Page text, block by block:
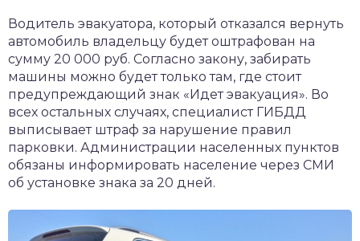
Водитель эвакуатора, который отказался вернуть
автомобиль владельцу будет оштрафован на
сумму 20 000 руб. Согласно закону, забирать
машины можно будет только там, где стоит
предупреждающий знак «Идет эвакуация». Во
всех остальных случаях, специалист ГИБДД
выписывает штраф за нарушение правил
парковки. Администрации населенных пунктов
обязаны информировать население через СМИ
об установке знака за 20 дней.